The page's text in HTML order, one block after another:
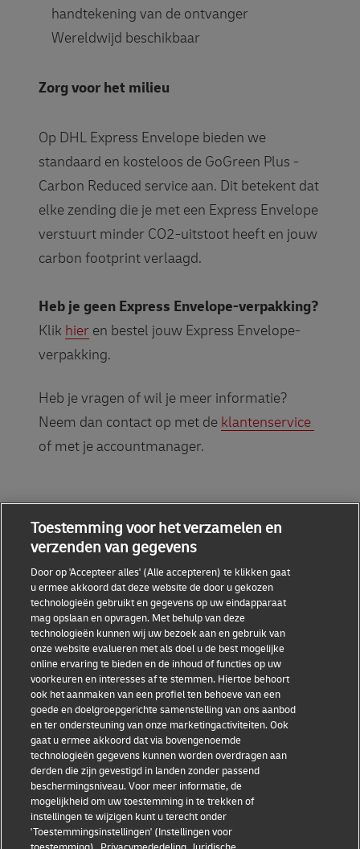
handtekening van de ontvanger
Wereldwijd beschikbaar
Zorg voor het milieu
Op DHL Express Envelope bieden we
standaard en kosteloos de GoGreen Plus -
Carbon Reduced service aan. Dit betekent dat
elke zending die je met een Express Envelope
verstuurt minder CO2-uitstoot heeft en jouw
carbon footprint verlaagd.
Heb je geen Express Envelope-verpakking?
Klik hier en bestel jouw Express Envelope-
verpakking.
Heb je vragen of wil je meer informatie?
Neem dan contact op met de klantenservice
of met je accountmanager.
Handige links
Helpdesk
DHL
Toestemmingsinstellingen Algemene voorwaarden
Privacy Policy Toegankelijkheid
Toestemming voor het verzamelen en
verzenden van gegevens
Door op 'Accepteer alles' (Alle accepteren) te klikken gaat
u ermee akkoord dat deze website de door u gekozen
technologieën gebruikt en gegevens op uw eindapparaat
mag opslaan en opvragen. Met behulp van deze
technologieën kunnen wij uw bezoek aan en gebruik van
onze website evalueren met als doel u de best mogelijke
online ervaring te bieden en de inhoud of functies op uw
voorkeuren en interesses af te stemmen. Hiertoe behoort
ook het aanmaken van een profiel ten behoeve van een
goede en doelgroepgerichte samenstelling van ons aanbod
en ter ondersteuning van onze marketingactiviteiten. Ook
gaat u ermee akkoord dat via bovengenoemde
technologieën gegevens kunnen worden overdragen aan
derden die zijn gevestigd in landen zonder passend
beschermingsniveau. Voor meer informatie, de
mogelijkheid om uw toestemming in te trekken of
instellingen te wijzigen kunt u terecht onder
'Toestemmingsinstellingen' (Instellingen voor